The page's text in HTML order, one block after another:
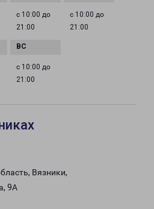
с 10:00 до
21:00
с 10:00 до
21:00
с 10:00 до
21:00
Вязники,
9А